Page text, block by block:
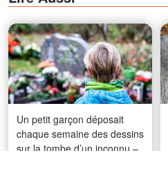
Un petit garçon déposait
chaque semaine des dessins
sur la tombe d’un inconnu –